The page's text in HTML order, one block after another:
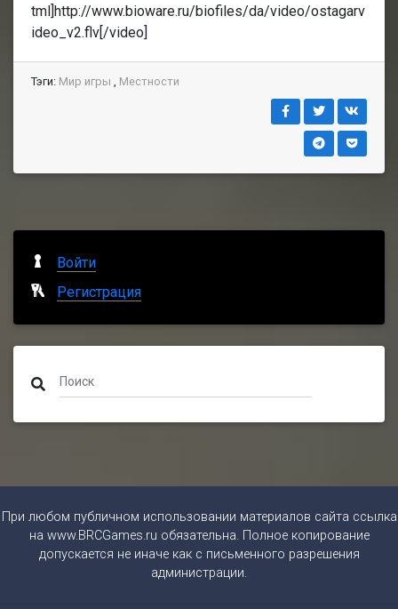
tml]http://www.bioware.ru/biofiles/da/video/ostagarv
ideo_v2.flv[/video]
Тэги: Мир игры , Местности
Войти
Регистрация
При любом публичном использовании материалов сайта ссылка
на www.BRCGames.ru обязательна. Полное копирование
допускается не иначе как с письменного разрешения
администрации.